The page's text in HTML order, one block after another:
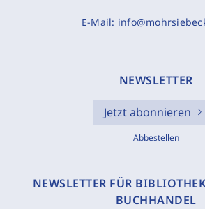
E-Mail:
NEWSLETTER
Jetzt abonnieren
Abbestellen
NEWSLETTER FÜR
BUCHHANDEL